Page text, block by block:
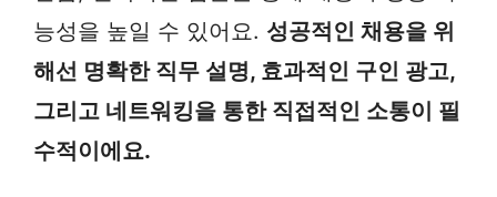
능성을 높일 수 있어요. 성공적인 채용을 위
해선 명확한 직무 설명, 효과적인 구인 광고,
그리고 네트워킹을 통한 직접적인 소통이 필
수적이에요.